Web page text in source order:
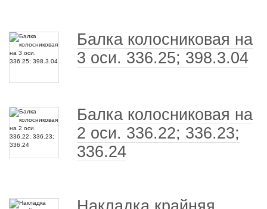
Балка колосниковая на
3 оси. 336.25; 398.3.04
Балка колосниковая на
2 оси. 336.22; 336.23;
336.24